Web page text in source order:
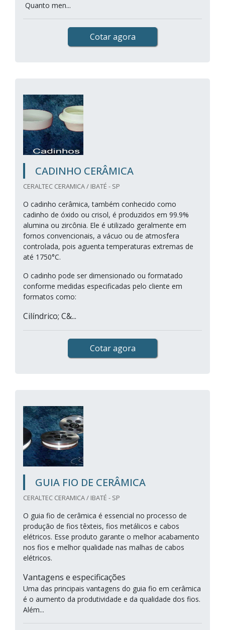
Quanto men...
Cotar agora
CADINHO CERÂMICA
CERALTEC CERAMICA / IBATÉ - SP
O cadinho cerâmica, também conhecido como
cadinho de óxido ou crisol, é produzidos em 99.9%
alumina ou zircônia. Ele é utilizado geralmente em
fornos convencionais, a vácuo ou de atmosfera
controlada, pois aguenta temperaturas extremas de
até 1750°C.
O cadinho pode ser dimensionado ou formatado
conforme medidas especificadas pelo cliente em
formatos como:
Cilíndrico; C&...
Cotar agora
GUIA FIO DE CERÂMICA
CERALTEC CERAMICA / IBATÉ - SP
O guia fio de cerâmica é essencial no processo de
produção de fios têxteis, fios metálicos e cabos
elétricos. Esse produto garante o melhor acabamento
nos fios e melhor qualidade nas malhas de cabos
elétricos.
Vantagens e especificações
Uma das principais vantagens do guia fio em cerâmica
é o aumento da produtividade e da qualidade dos fios.
Além...